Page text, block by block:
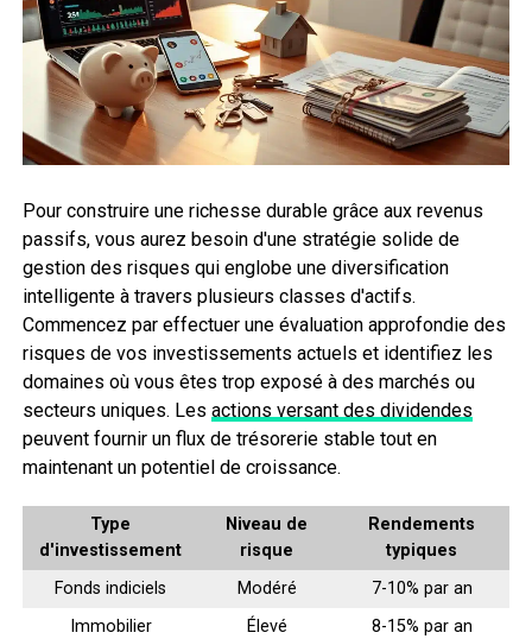
Pour construire une richesse durable grâce aux revenus
passifs, vous aurez besoin d'une stratégie solide de
gestion des risques qui englobe une diversification
intelligente à travers plusieurs classes d'actifs.
Commencez par effectuer une évaluation approfondie des
risques de vos investissements actuels et identifiez les
domaines où vous êtes trop exposé à des marchés ou
secteurs uniques. Les actions versant des dividendes
peuvent fournir un flux de trésorerie stable tout en
maintenant un potentiel de croissance.
Type
d'investissement
Niveau de
risque
Rendements
typiques
Fonds indiciels
Modéré
7-10% par an
Immobilier
Élevé
8-15% par an